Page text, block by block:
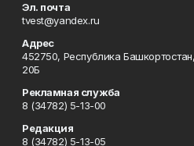
Эл. почта
tvest@yandex.ru
Адрес
452750, Республика
20Б
Рекламная служба
8 (34782) 5-13-00
Редакция
8 (34782) 5-13-05